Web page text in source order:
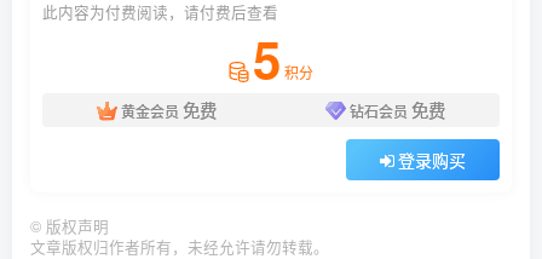
此内容为付费阅读，请付费后查看
5 积分
黄金会员 免费 钻石会员 免费
登录购买
© 版权声明
文章版权归作者所有，未经允许请勿转载。